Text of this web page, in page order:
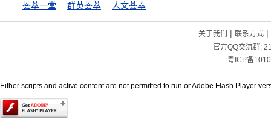
荟萃一堂 群英荟萃 人文荟萃
关于我们 | 联系方式|
官方QQ交流群:
粤ICP备
Either scripts and active content are not permitted to run or Adobe Flash Player